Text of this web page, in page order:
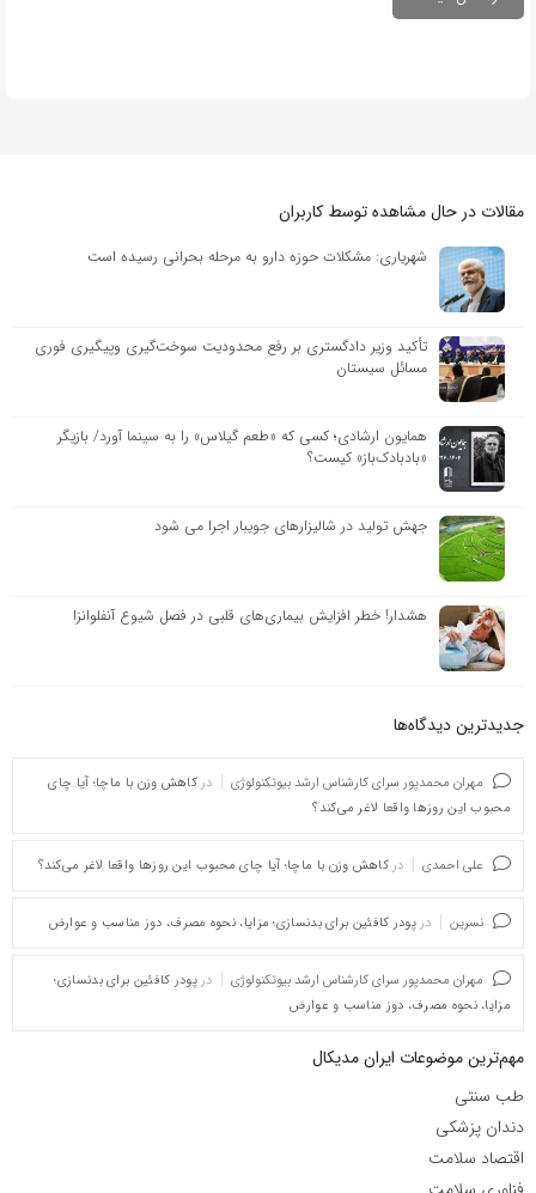
مقالات در حال مشاهده توسط کاربران
شهریاری: مشکلات حوزه دارو به مرحله بحرانی رسیده است
تأکید وزیر دادگستری بر رفع محدودیت سوخت‌گیری وپیگیری فوری
مسائل سیستان
همایون ارشادی؛ کسی که «طعم گیلاس» را به سینما آورد/ بازیگر
«بادبادک‌باز» کیست؟
جهش تولید در شالیزارهای جویبار اجرا می شود
هشدار! خطر افزایش بیماری‌های قلبی در فصل شیوع آنفلوانزا
جدیدترین دیدگاه‌‌ها
مهران محمدپور سرای کارشناس ارشد بیوتکنولوژی در کاهش وزن با ماچا؛ آیا چای
محبوب این روزها واقعا لاغر می‌کند؟
علی احمدی در کاهش وزن با ماچا؛ آیا چای محبوب این روزها واقعا لاغر می‌کند؟
نسرین در پودر کافئین برای بدنسازی؛ مزایا، نحوه مصرف، دوز مناسب و عوارض
مهران محمدپور سرای کارشناس ارشد بیوتکنولوژی در پودر کافئین برای بدنسازی؛
مزایا، نحوه مصرف، دوز مناسب و عوارض
مهم‌ترین موضوعات ایران مدیکال
طب سنتی
دندان پزشکی
اقتصاد سلامت